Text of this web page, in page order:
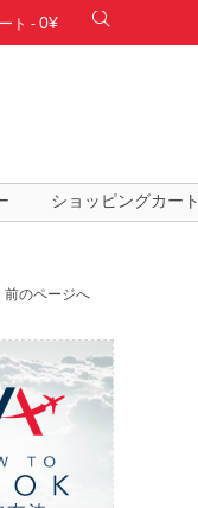
ト - 0¥
ショッピングカート
前のページへ